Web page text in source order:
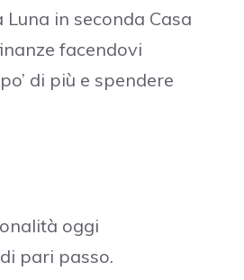
in seconda Casa
facendovi
di più e spendere
oggi
pari passo.